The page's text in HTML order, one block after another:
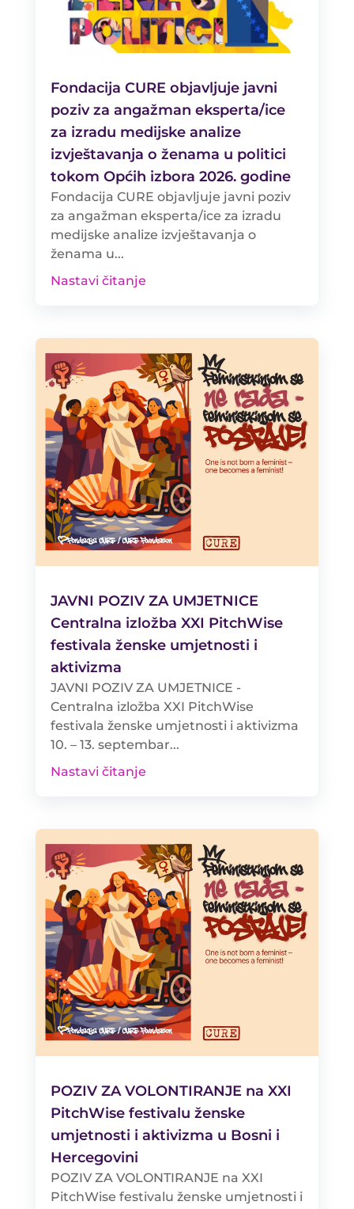
Fondacija CURE objavljuje javni
poziv za angažman eksperta/ice
za izradu medijske analize
izvještavanja o ženama u politici
tokom Općih izbora 2026. godine
Fondacija CURE objavljuje javni poziv
za angažman eksperta/ice za izradu
medijske analize izvještavanja o
ženama u...
Nastavi čitanje
JAVNI POZIV ZA UMJETNICE
Centralna izložba XXI PitchWise
festivala ženske umjetnosti i
aktivizma
JAVNI POZIV ZA UMJETNICE -
Centralna izložba XXI PitchWise
festivala ženske umjetnosti i aktivizma
10. – 13. septembar...
Nastavi čitanje
POZIV ZA VOLONTIRANJE na XXI
PitchWise festivalu ženske
umjetnosti i aktivizma u Bosni i
Hercegovini
POZIV ZA VOLONTIRANJE na XXI
PitchWise festivalu ženske umjetnosti i